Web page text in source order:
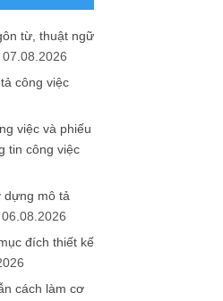
từ, thuật ngữ
07.08.2026
công việc
việc và phiếu
tin công việc
dựng mô tả
06.08.2026
đích thiết kế
cách làm cơ